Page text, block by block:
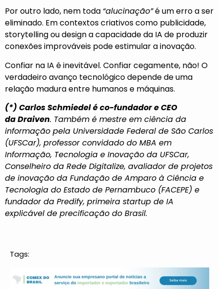
Por outro lado, nem toda “alucinação”é um erro a ser
eliminado. Em contextos criativos como publicidade,
storytelling ou design a capacidade da IA de produzir
conexões improváveis pode estimular a inovação.
Confiar na IA é inevitável. Confiar cegamente, não! O
verdadeiro avanço tecnológico depende de uma
relação madura entre humanos e máquinas.
(*) Carlos Schmiedel é co-fundador e CEO
daDraiven. Também é mestre em ciência da
informação pela Universidade Federal de São Carlos
(UFSCar), professor convidado do MBA em
Informação, Tecnologia e Inovação da UFSCar,
Conselheiro da Rede Digitalize, avaliador de projetos
de inovação da Fundação de Amparo à Ciência e
Tecnologia do Estado de Pernambuco (FACEPE) e
fundador da Predify, primeira startup de IA
explicável de precificação do Brasil.
Tags: